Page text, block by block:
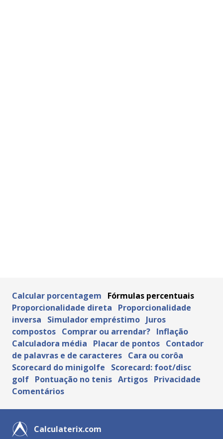
Calcular porcentagem
Fórmulas percentuais
Proporcionalidade direta
Proporcionalidade
inversa
Simulador empréstimo Juros
compostos Comprar ou arrendar? Inflação
Calculadora média
Placar de pontos Contador
de palavras e de caracteres Cara ou corôa
Scorecard do minigolfe
Scorecard: foot/disc
golf Pontuação no tenis Artigos Privacidade
Comentários
Calculaterix.com